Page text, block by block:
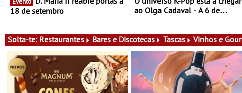
18 de setembro
ao Olga Cadaval - A 6 de
Solta-te: Restaurantes Bares e Discotecas Tascas Vinhos e